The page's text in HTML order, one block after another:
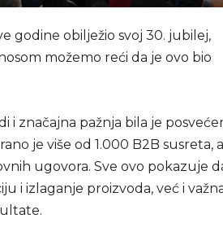
godine obilježio svoj 30. jubilej,
možemo reći da je ovo bio
i značajna pažnja bila je
je više od 1.000 B2B susreta, a
ugovora. Sve ovo pokazuje
i izlaganje proizvoda, već i